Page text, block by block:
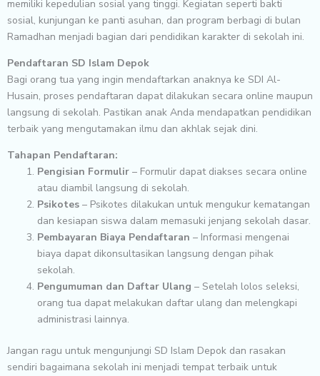
memiliki kepedulian sosial yang tinggi. Kegiatan seperti bakti
sosial, kunjungan ke panti asuhan, dan program berbagi di bulan
Ramadhan menjadi bagian dari pendidikan karakter di sekolah ini.
Pendaftaran SD Islam Depok
Bagi orang tua yang ingin mendaftarkan anaknya ke SDI Al-
Husain, proses pendaftaran dapat dilakukan secara online maupun
langsung di sekolah. Pastikan anak Anda mendapatkan pendidikan
terbaik yang mengutamakan ilmu dan akhlak sejak dini.
Tahapan Pendaftaran:
Pengisian Formulir – Formulir dapat diakses secara online
atau diambil langsung di sekolah.
Psikotes – Psikotes dilakukan untuk mengukur kematangan
dan kesiapan siswa dalam memasuki jenjang sekolah dasar.
Pembayaran Biaya Pendaftaran – Informasi mengenai
biaya dapat dikonsultasikan langsung dengan pihak
sekolah.
Pengumuman dan Daftar Ulang – Setelah lolos seleksi,
orang tua dapat melakukan daftar ulang dan melengkapi
administrasi lainnya.
Jangan ragu untuk mengunjungi SD Islam Depok dan rasakan
sendiri bagaimana sekolah ini menjadi tempat terbaik untuk